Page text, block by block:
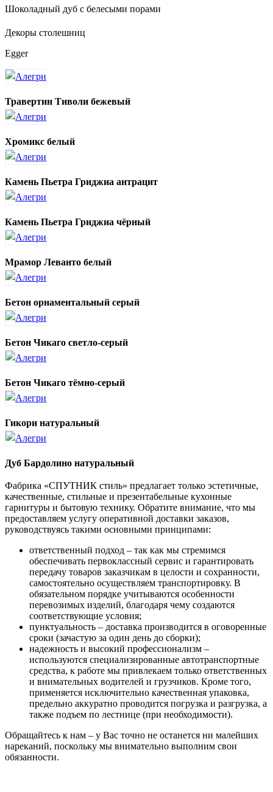
Шоколадный дуб с белесыми порами
Декоры столешниц
Egger
Травертин Тиволи бежевый
Хромикс белый
Камень Пьетра Гриджиа антрацит
Камень Пьетра Гриджиа чёрный
Мрамор Леванто белый
Бетон орнаментальный серый
Бетон Чикаго светло-серый
Бетон Чикаго тёмно-серый
Гикори натуральный
Дуб Бардолино натуральный
Фабрика «СПУТНИК стиль» предлагает только эстетичные,
качественные, стильные и презентабельные кухонные
гарнитуры и бытовую технику. Обратите внимание, что мы
предоставляем услугу оперативной доставки заказов,
руководствуясь такими основными принципами:
ответственный подход – так как мы стремимся
обеспечивать первоклассный сервис и гарантировать
передачу товаров заказчикам в целости и сохранности,
самостоятельно осуществляем транспортировку. В
обязательном порядке учитываются особенности
перевозимых изделий, благодаря чему создаются
соответствующие условия;
пунктуальность – доставка производится в оговоренные
сроки (зачастую за один день до сборки);
надежность и высокий профессионализм –
используются специализированные автотранспортные
средства, к работе мы привлекаем только ответственных
и внимательных водителей и грузчиков. Кроме того,
применяется исключительно качественная упаковка,
предельно аккуратно проводится погрузка и разгрузка, а
также подъем по лестнице (при необходимости).
Обращайтесь к нам – у Вас точно не останется ни малейших
нареканий, поскольку мы внимательно выполним свои
обязанности.